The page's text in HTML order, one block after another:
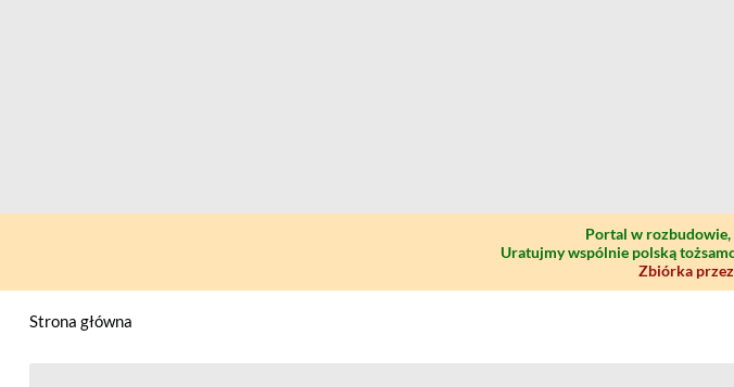
Portal w
Uratujmy wspólnie polską
Zbiórka
Strona główna